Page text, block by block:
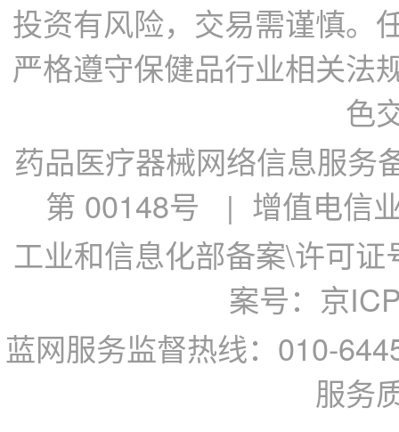
投资有风险，交易需谨慎。
严格遵守保健品行业相关法
色
药品医疗器械网络信息服务
第 00148号
| 增值电信
工业和信息化部备案\许可
案号：京
蓝网服务监督热线：010-
服务